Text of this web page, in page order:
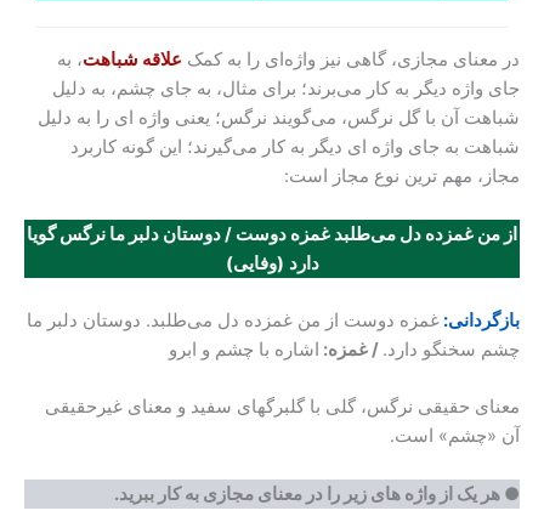
در معنای مجازی، گاهی نیز واژه‌ای را به کمک علاقه شباهت، به
جای واژه دیگر به کار می‌برند؛ برای مثال، به جای چشم، به دلیل
شباهت آن با گل نرگس، می‌گویند نرگس؛ یعنی واژ‌ه ای را به دلیل
شباهت به جای واژ‌ه ای دیگر به کار می‌گیرند؛ این گونه کاربرد
مجاز، مهم ترین نوع مجاز است:
از من غمزده دل می‌طلبد غمزه دوست / دوستان دلبر ما نرگس گویا
دارد (وفایی)
بازگردانی: غمزه دوست از من غمزده دل می‌طلبد. دوستان دلبر ما
چشم سخنگو دارد. / غمزه: اشاره با چشم و ابرو
معنای حقیقی نرگس، گلی با گلبرگهای سفید و معنای غیرحقیقی
آن «چشم» است.
● هر یک از واژه های زیر را در معنای مجازی به کار ببرید.